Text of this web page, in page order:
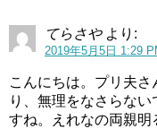
てらさや より:
2019年5月5日 1:29
こんにちは。プリ夫さ
り、無理をなさらな
すね。えれなの両親明